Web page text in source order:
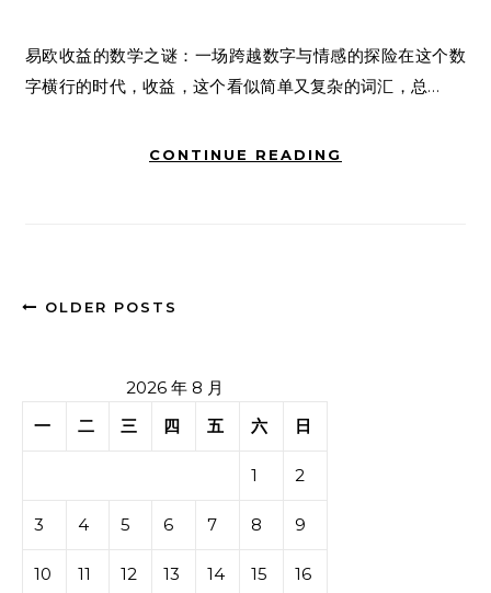
易欧收益的数学之谜：一场跨越数字与情感的探险在这个数
字横行的时代，收益，这个看似简单又复杂的词汇，总…
CONTINUE READING
OLDER POSTS
2026 年 8 月
一
二 三 四 五 六 日
1 2
3 4 5 6 7 8 9
10 11 12 13 14 15 16